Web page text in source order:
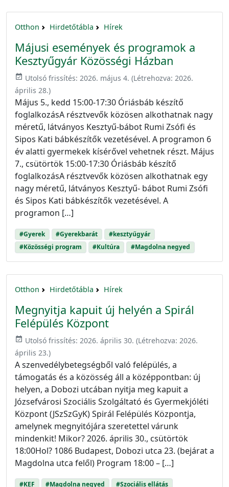
Otthon Hirdetőtábla Hírek
Májusi események és programok a
Kesztyűgyár Közösségi Házban
event_available Utolsó frissítés: 2026. május 4. (Létrehozva: 2026.
április 28.)
Május 5., kedd 15:00-17:30 Óriásbáb készítő
foglalkozásA résztvevők közösen alkothatnak nagy
méretű, látványos Kesztyű-bábot Rumi Zsófi és
Sipos Kati bábkészítők vezetésével. A programon 6
év alatti gyermekek kísérővel vehetnek részt. Május
7., csütörtök 15:00-17:30 Óriásbáb készítő
foglalkozásA résztvevők közösen alkothatnak egy
nagy méretű, látványos Kesztyű- bábot Rumi Zsófi
és Sipos Kati bábkészítők vezetésével. A
programon […]
#Gyerek #Gyerekbarát
#kesztyűgyár
#Közösségi program
#Kultúra #Magdolna negyed
Otthon Hirdetőtábla Hírek
Megnyitja kapuit új helyén a Spirál
Felépülés Központ
event_available Utolsó frissítés: 2026. április 30. (Létrehozva: 2026.
április 23.)
A szenvedélybetegségből való felépülés, a
támogatás és a közösség áll a középpontban: új
helyen, a Dobozi utcában nyitja meg kapuit a
Józsefvárosi Szociális Szolgáltató és Gyermekjóléti
Központ (JSzSzGyK) Spirál Felépülés Központja,
amelynek megnyitójára szeretettel várunk
mindenkit! Mikor? 2026. április 30., csütörtök
18:00Hol? 1086 Budapest, Dobozi utca 23. (bejárat a
Magdolna utca felől) Program 18:00 – […]
#KEF #Magdolna negyed #Szociális ellátás